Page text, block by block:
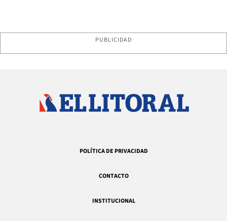
PUBLICIDAD
POLÍTICA DE PRIVACIDAD
CONTACTO
INSTITUCIONAL